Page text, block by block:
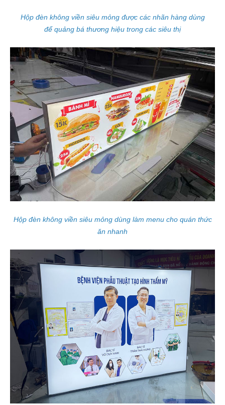
Hộp đèn không viền siêu mỏng được các nhãn hàng dùng
để quảng bá thương hiệu trong các siêu thị
Hộp đèn không viền siêu mỏng dùng làm menu cho quán thức
ăn nhanh